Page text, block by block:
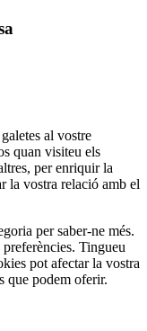
al vostre
quan visiteu els
per enriquir la
la vostra relació amb el
per saber-ne més.
Tingueu
pot afectar la vostra
que podem oferir.